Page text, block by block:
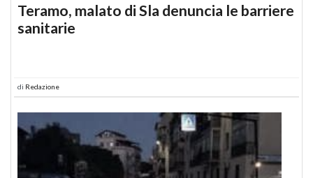
Teramo, malato di Sla denuncia le barriere
sanitarie
di Redazione